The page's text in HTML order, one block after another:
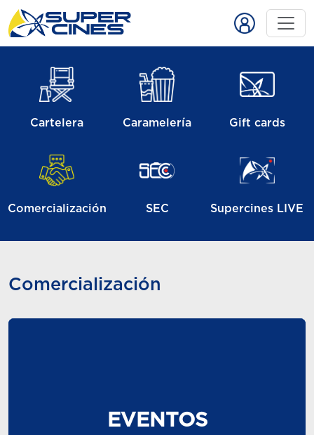
Cartelera Caramelería Gift cards
Comercialización SEC Supercines LIVE
Comercialización
EVENTOS